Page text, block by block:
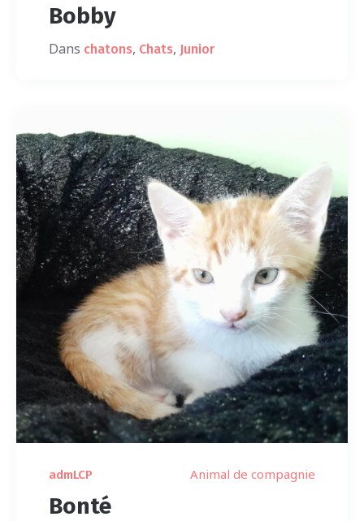
Bobby
Dans chatons, Chats, Junior
admLCP Animal de compagnie
Bonté